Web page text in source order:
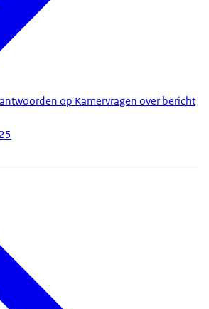
op Kamervragen over bericht